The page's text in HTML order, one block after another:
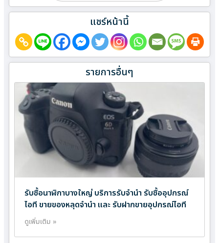
แชร์หน้านี้
รายการอื่นๆ
รับซื้อนาฬิกาบางใหญ่ บริการรับจำนำ รับซื้ออุปกรณ์
ไอที ขายของหลุดจำนำ และ รับฝากขายอุปกรณ์ไอที
ดูเพิ่มเติม »